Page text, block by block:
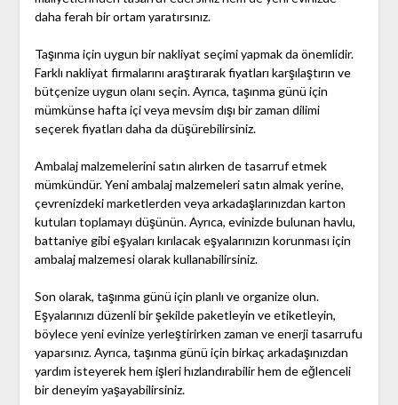
daha ferah bir ortam yaratırsınız.
Taşınma için uygun bir nakliyat seçimi yapmak da önemlidir.
Farklı nakliyat firmalarını araştırarak fiyatları karşılaştırın ve
bütçenize uygun olanı seçin. Ayrıca, taşınma günü için
mümkünse hafta içi veya mevsim dışı bir zaman dilimi
seçerek fiyatları daha da düşürebilirsiniz.
Ambalaj malzemelerini satın alırken de tasarruf etmek
mümkündür. Yeni ambalaj malzemeleri satın almak yerine,
çevrenizdeki marketlerden veya arkadaşlarınızdan karton
kutuları toplamayı düşünün. Ayrıca, evinizde bulunan havlu,
battaniye gibi eşyaları kırılacak eşyalarınızın korunması için
ambalaj malzemesi olarak kullanabilirsiniz.
Son olarak, taşınma günü için planlı ve organize olun.
Eşyalarınızı düzenli bir şekilde paketleyin ve etiketleyin,
böylece yeni evinize yerleştirirken zaman ve enerji tasarrufu
yaparsınız. Ayrıca, taşınma günü için birkaç arkadaşınızdan
yardım isteyerek hem işleri hızlandırabilir hem de eğlenceli
bir deneyim yaşayabilirsiniz.